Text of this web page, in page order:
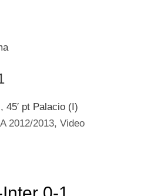
45′ pt Palacio (I)
2012/2013,Video